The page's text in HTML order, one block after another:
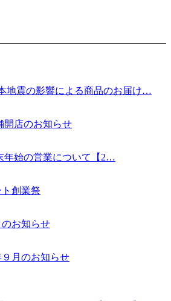
地震の影響による商品のお届け…
開店のお知らせ
年始の営業について【2…
創業祭
のお知らせ
９月のお知らせ